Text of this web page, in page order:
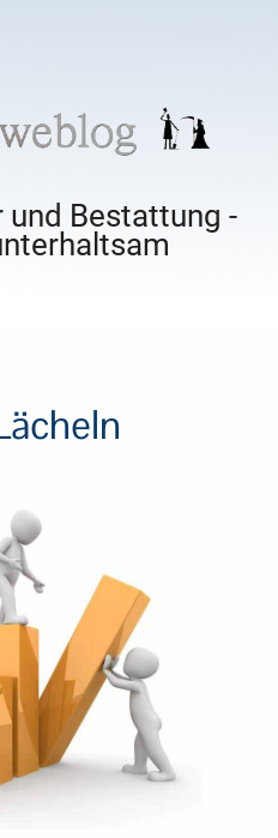
und Bestattung -